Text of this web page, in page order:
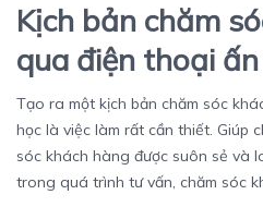
Kịch bản chăm
qua điện thoại
Tạo ra một kịch bản chăm sóc
học là việc làm rất cần thiết. Giúp
sóc khách hàng được suôn sẻ và
trong quá trình tư vấn, chăm sóc